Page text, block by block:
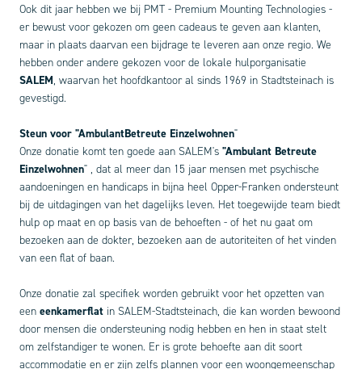
Ook dit jaar hebben we bij PMT - Premium Mounting Technologies -
er bewust voor gekozen om geen cadeaus te geven aan klanten,
maar in plaats daarvan een bijdrage te leveren aan onze regio. We
hebben onder andere gekozen voor de lokale hulporganisatie
SALEM, waarvan het hoofdkantoor al sinds 1969 in Stadtsteinach is
gevestigd.
Steun voor "AmbulantBetreute Einzelwohnen"
Onze donatie komt ten goede aan SALEM's "Ambulant Betreute
Einzelwohnen" , dat al meer dan 15 jaar mensen met psychische
aandoeningen en handicaps in bijna heel Opper-Franken ondersteunt
bij de uitdagingen van het dagelijks leven. Het toegewijde team biedt
hulp op maat en op basis van de behoeften - of het nu gaat om
bezoeken aan de dokter, bezoeken aan de autoriteiten of het vinden
van een flat of baan.
Onze donatie zal specifiek worden gebruikt voor het opzetten van
een eenkamerflat in SALEM-Stadtsteinach, die kan worden bewoond
door mensen die ondersteuning nodig hebben en hen in staat stelt
om zelfstandiger te wonen. Er is grote behoefte aan dit soort
accommodatie en er zijn zelfs plannen voor een woongemeenschap